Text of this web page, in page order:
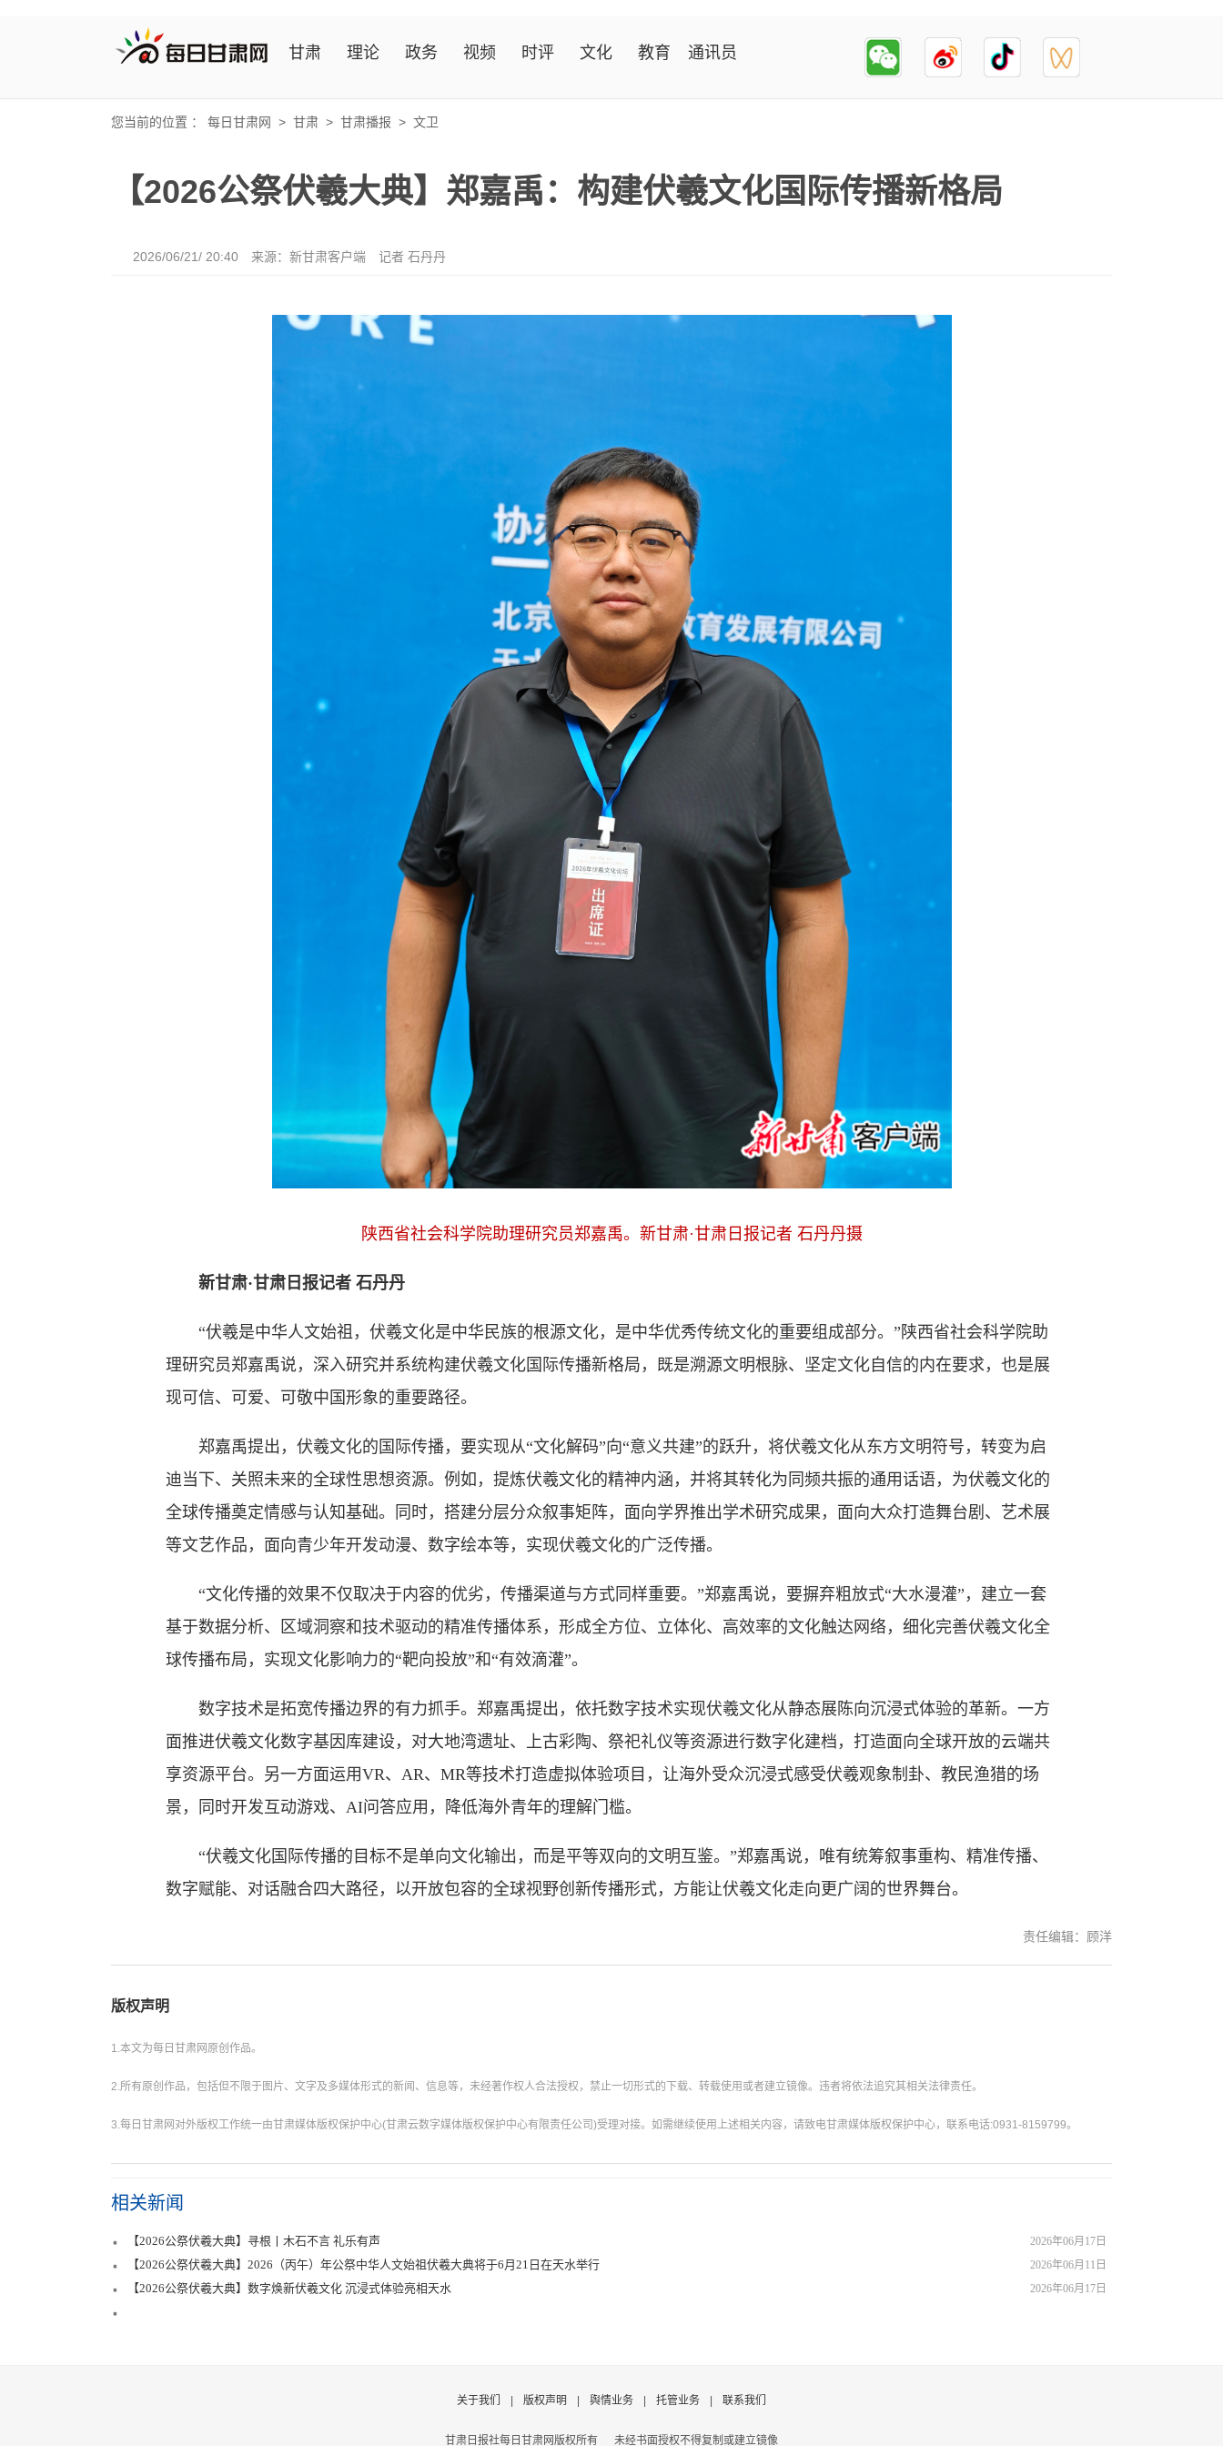
甘肃 理论 政务 视频 时评 文化 教育 通讯员
您当前的位置 ： 每日甘肃网 > 甘肃 > 甘肃播报 > 文卫
【2026公祭伏羲大典】郑嘉禹：构建伏羲文化国际传播新格局
2026/06/21/ 20:40 来源：新甘肃客户端 记者 石丹丹
陕西省社会科学院助理研究员郑嘉禹。新甘肃·甘肃日报记者 石丹丹摄
新甘肃·甘肃日报记者 石丹丹
“伏羲是中华人文始祖，伏羲文化是中华民族的根源文化，是中华优秀传统文化的重要组成部分。”陕西省社会科学院助
理研究员郑嘉禹说，深入研究并系统构建伏羲文化国际传播新格局，既是溯源文明根脉、坚定文化自信的内在要求，也是展
现可信、可爱、可敬中国形象的重要路径。
郑嘉禹提出，伏羲文化的国际传播，要实现从“文化解码”向“意义共建”的跃升，将伏羲文化从东方文明符号，转变为启
迪当下、关照未来的全球性思想资源。例如，提炼伏羲文化的精神内涵，并将其转化为同频共振的通用话语，为伏羲文化的
全球传播奠定情感与认知基础。同时，搭建分层分众叙事矩阵，面向学界推出学术研究成果，面向大众打造舞台剧、艺术展
等文艺作品，面向青少年开发动漫、数字绘本等，实现伏羲文化的广泛传播。
“文化传播的效果不仅取决于内容的优劣，传播渠道与方式同样重要。”郑嘉禹说，要摒弃粗放式“大水漫灌”，建立一套
基于数据分析、区域洞察和技术驱动的精准传播体系，形成全方位、立体化、高效率的文化触达网络，细化完善伏羲文化全
球传播布局，实现文化影响力的“靶向投放”和“有效滴灌”。
数字技术是拓宽传播边界的有力抓手。郑嘉禹提出，依托数字技术实现伏羲文化从静态展陈向沉浸式体验的革新。一方
面推进伏羲文化数字基因库建设，对大地湾遗址、上古彩陶、祭祀礼仪等资源进行数字化建档，打造面向全球开放的云端共
享资源平台。另一方面运用VR、AR、MR等技术打造虚拟体验项目，让海外受众沉浸式感受伏羲观象制卦、教民渔猎的场
景，同时开发互动游戏、AI问答应用，降低海外青年的理解门槛。
“伏羲文化国际传播的目标不是单向文化输出，而是平等双向的文明互鉴。”郑嘉禹说，唯有统筹叙事重构、精准传播、
数字赋能、对话融合四大路径，以开放包容的全球视野创新传播形式，方能让伏羲文化走向更广阔的世界舞台。
责任编辑：顾洋
版权声明
1.本文为每日甘肃网原创作品。
2.所有原创作品，包括但不限于图片、文字及多媒体形式的新闻、信息等，未经著作权人合法授权，禁止一切形式的下载、转载使用或者建立镜像。违者将依法追究其相关法律责任。
3.每日甘肃网对外版权工作统一由甘肃媒体版权保护中心(甘肃云数字媒体版权保护中心有限责任公司)受理对接。如需继续使用上述相关内容，请致电甘肃媒体版权保护中心，联系电话:0931-8159799。
相关新闻
2026年06月17日
【2026公祭伏羲大典】寻根丨木石不言 礼乐有声
2026年06月11日
【2026公祭伏羲大典】2026（丙午）年公祭中华人文始祖伏羲大典将于6月21日在天水举行
2026年06月17日
【2026公祭伏羲大典】数字焕新伏羲文化 沉浸式体验亮相天水
关于我们 版权声明 舆情业务 托管业务 联系我们
甘肃日报社每日甘肃网版权所有 未经书面授权不得复制或建立镜像